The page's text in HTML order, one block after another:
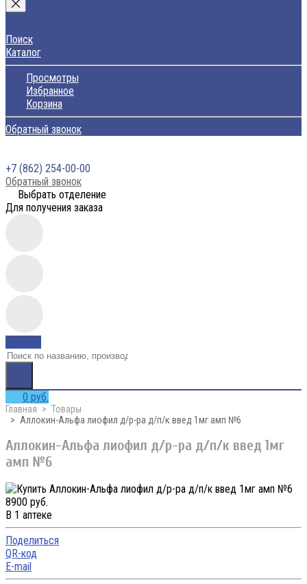
Поиск
Каталог
Просмотры
Избранное
Корзина
Обратный звонок
+7 (862) 254-00-00
Обратный звонок
Выбрать отделение
Для получения заказа
Каталог
0 руб.
Главная
Товары
Аллокин-Альфа лиофил д/р-ра д/п/к введ 1мг амп №6
Аллокин-Альфа лиофил д/р-ра д/п/к введ 1мг
амп №6
8900 руб.
В 1 аптеке
Поделиться
QR-код
E-mail